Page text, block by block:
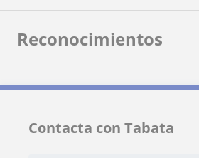
Reconocimientos
Contacta con Tabata